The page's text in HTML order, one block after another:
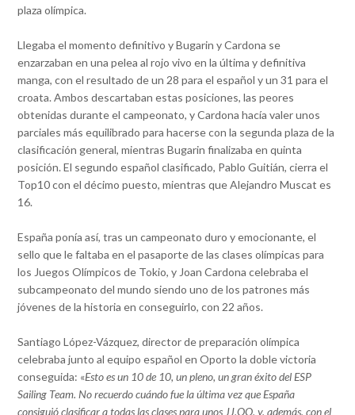
plaza olímpica.
Llegaba el momento definitivo y Bugarin y Cardona se
enzarzaban en una pelea al rojo vivo en la última y definitiva
manga, con el resultado de un 28 para el español y un 31 para el
croata. Ambos descartaban estas posiciones, las peores
obtenidas durante el campeonato, y Cardona hacía valer unos
parciales más equilibrado para hacerse con la segunda plaza de la
clasificación general, mientras Bugarin finalizaba en quinta
posición. El segundo español clasificado, Pablo Guitián, cierra el
Top10 con el décimo puesto, mientras que Alejandro Muscat es
16.
España ponía así, tras un campeonato duro y emocionante, el
sello que le faltaba en el pasaporte de las clases olímpicas para
los Juegos Olímpicos de Tokio, y Joan Cardona celebraba el
subcampeonato del mundo siendo uno de los patrones más
jóvenes de la historia en conseguirlo, con 22 años.
Santiago López-Vázquez, director de preparación olímpica
celebraba junto al equipo español en Oporto la doble victoria
conseguida: «Esto es un 10 de 10, un pleno, un gran éxito del ESP
Sailing Team. No recuerdo cuándo fue la última vez que España
consiguió clasificar a todas las clases para unos JJ.OO. y, además, con el